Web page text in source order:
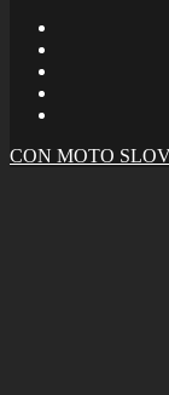
CON MOTO